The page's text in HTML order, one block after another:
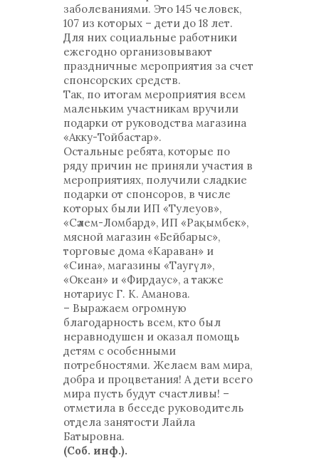
заболеваниями. Это 145 человек,
107 из которых – дети до 18 лет.
Для них социальные работники
ежегодно организовывают
праздничные мероприятия за счет
спонсорских средств.
Так, по итогам мероприятия всем
маленьким участникам вручили
подарки от руководства магазина
«Акку-Тойбастар».
Остальные ребята, которые по
ряду причин не приняли участия в
мероприятиях, получили сладкие
подарки от спонсоров, в числе
которых были ИП «Тулеуов»,
«Сәлем-Ломбард», ИП «Рақымбек»,
мясной магазин «Бейбарыс»,
торговые дома «Караван» и
«Сина», магазины «Таугүл»,
«Океан» и «Фирдаус», а также
нотариус Г. К. Аманова.
– Выражаем огромную
благодарность всем, кто был
неравнодушен и оказал помощь
детям с особенными
потребностями. Желаем вам мира,
добра и процветания! А дети всего
мира пусть будут счастливы! –
отметила в беседе руководитель
отдела занятости Лайла
Батыровна.
(Соб. инф.).